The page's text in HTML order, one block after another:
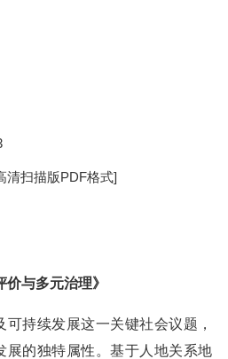
清扫描版PDF格式]
价与多元治理》
持续发展这一关键社会议题，
展的独特属性。基于人地关系地